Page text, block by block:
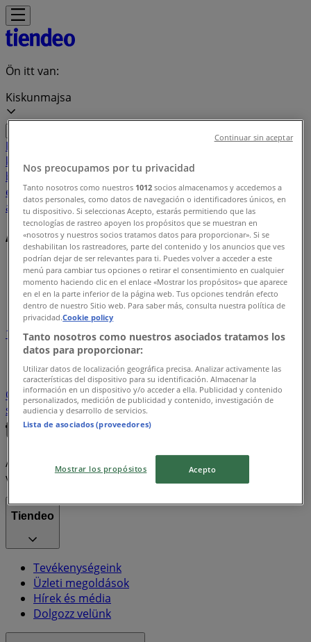
Ön itt van:
Kiskunmajsa
Featured
Ruházat, cipők és
kiegészítők
Otthon, kert és
barkácsolásGyógyszertárak és szépség
és szabadidőAutók, motorkerékpárok és
alkatrészekÉttermekBankok és szolgáltatások
Ajánlatok indexe Kiskunmajsa
Tiendeo Kiskunmajsa-en»
Kínálatok listája
1
Hiper-Szupermarketek
Ruházat, cipők és kiegészítők
Teddy
gluténmentes pizza szóda
Elektronika
Otthon, kert és barkácsolás
Sport
Bankok és
szolgáltatások
Gyógyszertárak és szépség
A Tiendeo a Shopfully része - ez a technológiai vállalat
világszerte újragondolja a helyi vásárlást.
Tiendeo
Tevékenységeink
Üzleti megoldások
Hírek és média
Dolgozz velünk
Nos preocupamos por tu privacidad
Tanto nosotros como nuestros 1012 socios almacenamos y accedemos a
datos personales, como datos de navegación o identificadores únicos, en
tu dispositivo. Si seleccionas Acepto, estarás permitiendo que las
tecnologías de rastreo apoyen los propósitos que se muestran en
«nosotros y nuestros socios tratamos datos para proporcionar». Si se
deshabilitan los rastreadores, parte del contenido y los anuncios que ves
podrían dejar de ser relevantes para ti. Puedes volver a acceder a este
menú para cambiar tus opciones o retirar el consentimiento en cualquier
momento haciendo clic en el enlace «Mostrar los propósitos» que aparece
en el en la parte inferior de la página web. Tus opciones tendrán efecto
dentro de nuestro Sitio web. Para saber más, consulta nuestra política de
privacidad.Cookie policy
Tanto nosotros como nuestros asociados tratamos los
datos para proporcionar:
Utilizar datos de localización geográfica precisa. Analizar activamente las
características del dispositivo para su identificación. Almacenar la
información en un dispositivo y/o acceder a ella. Publicidad y contenido
personalizados, medición de publicidad y contenido, investigación de
audiencia y desarrollo de servicios.
Lista de asociados (proveedores)
Mostrar los propósitos Acepto
Continuar sin aceptar